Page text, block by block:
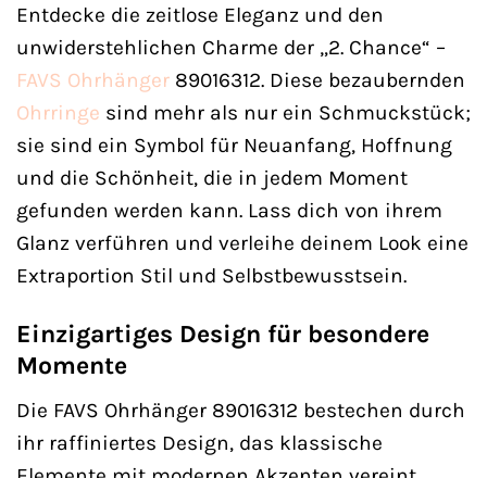
Entdecke die zeitlose Eleganz und den
unwiderstehlichen Charme der „2. Chance“ –
FAVS Ohrhänger 89016312. Diese bezaubernden
Ohrringe sind mehr als nur ein Schmuckstück;
sie sind ein Symbol für Neuanfang, Hoffnung
und die Schönheit, die in jedem Moment
gefunden werden kann. Lass dich von ihrem
Glanz verführen und verleihe deinem Look eine
Extraportion Stil und Selbstbewusstsein.
Einzigartiges Design für besondere
Momente
Die FAVS Ohrhänger 89016312 bestechen durch
ihr raffiniertes Design, das klassische